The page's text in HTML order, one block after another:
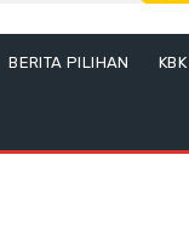
BERITA PILIHAN